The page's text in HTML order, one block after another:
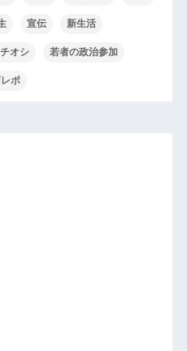
宣伝 新生活
オシ 若者の政治参加
ポ